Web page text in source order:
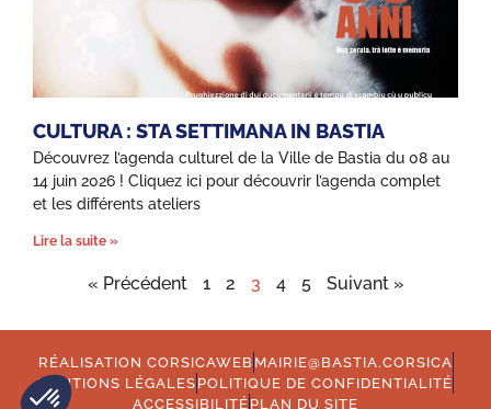
CULTURA : STA SETTIMANA IN BASTIA
Découvrez l’agenda culturel de la Ville de Bastia du 08 au
14 juin 2026 ! Cliquez ici pour découvrir l’agenda complet
et les différents ateliers
Lire la suite »
« Précédent 1 2 3 4 5 Suivant »
RÉALISATION CORSICAWEB MAIRIE@BASTIA.CORSICA
MENTIONS LÉGALES POLITIQUE DE CONFIDENTIALITÉ
ACCESSIBILITÉ PLAN DU SITE